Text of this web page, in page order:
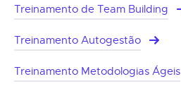
Treinamento de Team Building
Treinamento Autogestão
Treinamento Metodologias Ágeis